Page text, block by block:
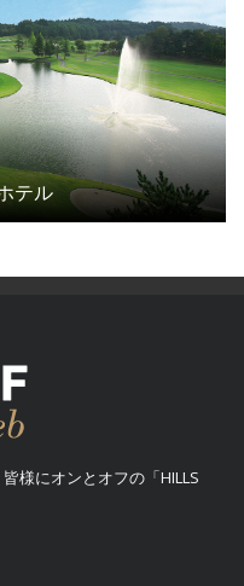
テル
様にオンとオフの「HILLS